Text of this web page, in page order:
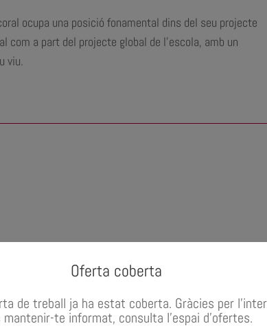
ocupa una posició fonamental dins del seu projecte
a part del projecte global de l’escola, amb un
viu.
Oferta coberta
de treball ja ha estat coberta. Gràcies per
mantenir-te informat, consulta l'espai d'ofertes.